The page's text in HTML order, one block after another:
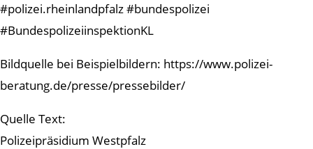
#polizei.rheinlandpfalz #bundespolizei
#BundespolizeiinspektionKL
Bildquelle bei Beispielbildern: https://www.polizei-
beratung.de/presse/pressebilder/
Quelle Text:
Polizeipräsidium Westpfalz